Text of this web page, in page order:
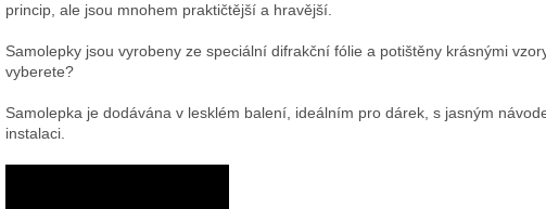
princip, ale jsou mnohem praktičtější a hravější.
Samolepky jsou vyrobeny ze speciální difrakční fólie a potištěny krásnými
vyberete?
Samolepka je dodávána v lesklém balení, ideálním pro dárek, s jasným
instalaci.